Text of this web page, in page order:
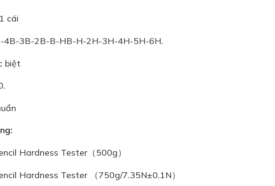
cái
-4B-3B-2B-B-HB-H-2H-3H-4H-5H-6H.
biệt
Hardness Tester（500g）
Hardness Tester （750g/7.35N±0.1N）